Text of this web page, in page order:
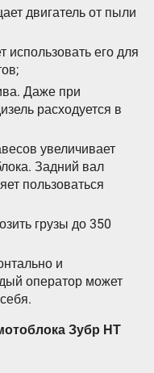
двигатель от пыли
использовать его для
Даже при
расходуется в
увеличивает
Задний вал
пользоваться
грузы до 350
и
оператор может
Зубр НТ